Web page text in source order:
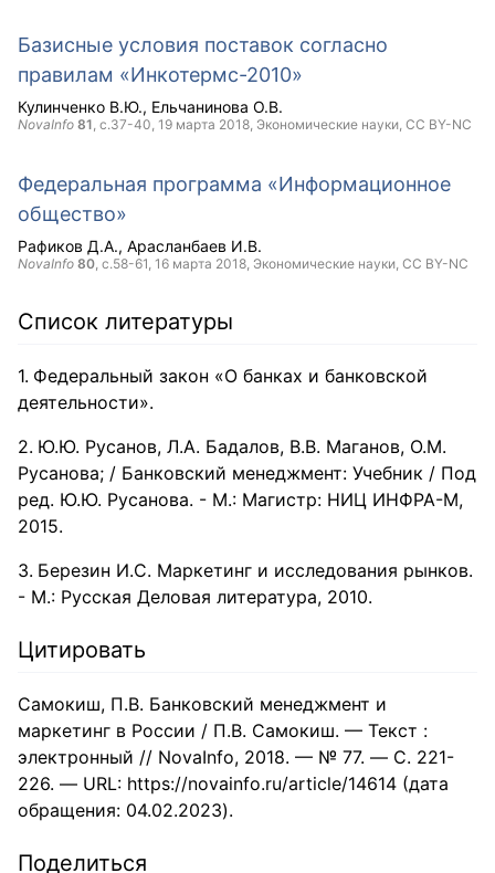
Базисные условия поставок согласно
правилам «Инкотермс-2010»
Кулинченко В.Ю. Ельчанинова О.В.
NovaInfo 81, с.37-40, 19 марта 2018, Экономические науки, CC BY-NC
Федеральная программа «Информационное
общество»
Рафиков Д.А. Арасланбаев И.В.
NovaInfo 80, с.58-61, 16 марта 2018, Экономические науки, CC BY-NC
Список литературы
Федеральный закон «О банках и банковской
деятельности».
Ю.Ю. Русанов, Л.А. Бадалов, В.В. Маганов, О.М.
Русанова; / Банковский менеджмент: Учебник / Под
ред. Ю.Ю. Русанова. - М.: Магистр: НИЦ ИНФРА-М,
2015.
Березин И.С. Маркетинг и исследования рынков.
- М.: Русская Деловая литература, 2010.
Цитировать
Самокиш, П.В. Банковский менеджмент и
маркетинг в России / П.В. Самокиш. — Текст :
электронный // NovaInfo, 2018. — № 77. — С. 221-
226. — URL: https://novainfo.ru/article/14614 (дата
обращения: 04.02.2023).
Поделиться